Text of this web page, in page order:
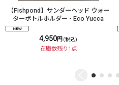
【Fishpond】サンダーヘッド ウォー
ターボトルホルダー - Eco Yucca
4,950円 (税込)
在庫数残り1点